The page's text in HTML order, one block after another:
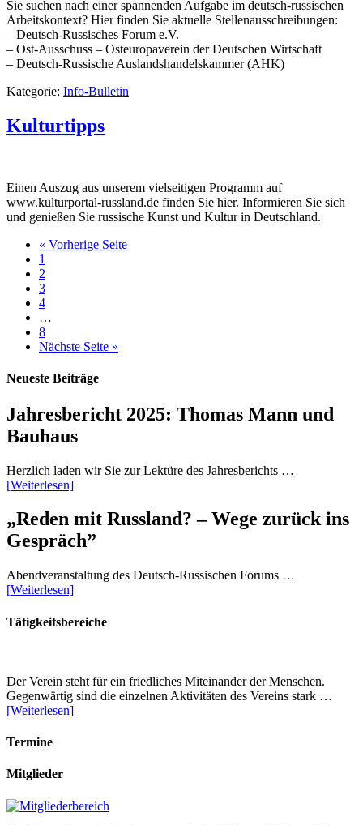
Sie suchen nach einer spannenden Aufgabe im deutsch-russischen
Arbeitskontext? Hier finden Sie aktuelle Stellenausschreibungen:
– Deutsch-Russisches Forum e.V.
– Ost-Ausschuss – Osteuropaverein der Deutschen Wirtschaft
– Deutsch-Russische Auslandshandelskammer (AHK)
Kategorie: Info-Bulletin
Kulturtipps
Einen Auszug aus unserem vielseitigen Programm auf
www.kulturportal-russland.de finden Sie hier. Informieren Sie sich
und genießen Sie russische Kunst und Kultur in Deutschland.
« Vorherige Seite
1
2
3
4
…
8
Nächste Seite »
Neueste Beiträge
Jahresbericht 2025: Thomas Mann und
Bauhaus
Herzlich laden wir Sie zur Lektüre des Jahresberichts …
[Weiterlesen]
„Reden mit Russland? – Wege zurück ins
Gespräch”
Abendveranstaltung des Deutsch-Russischen Forums …
[Weiterlesen]
Tätigkeitsbereiche
Der Verein steht für ein friedliches Miteinander der Menschen.
Gegenwärtig sind die einzelnen Aktivitäten des Vereins stark …
[Weiterlesen]
Termine
Mitglieder